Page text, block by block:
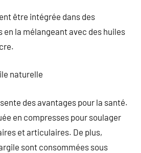
être intégrée dans des
en la mélangeant avec des huiles
naturelle
des avantages pour la santé.
en compresses pour soulager
et articulaires. De plus,
sont consommées sous